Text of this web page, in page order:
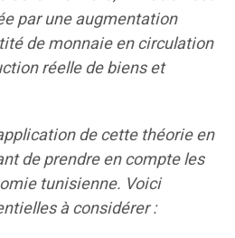
par une augmentation
de monnaie en circulation
réelle de biens et
de cette théorie en
de prendre en compte les
tunisienne. Voici
à considérer :